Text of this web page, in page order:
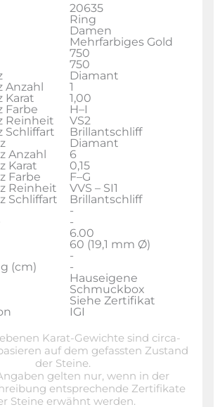
20635
Ring
Damen
Mehrfarbiges Gold
750
750
Diamant
Anzahl
1
Karat
1,00
Farbe
H–I
Reinheit
VS2
Schliffart
Brillantschliff
Diamant
Anzahl
6
Karat
0,15
Farbe
F–G
Reinheit
VVS – SI1
Schliffart
Brillantschliff
-
-
6.00
60 (19,1 mm Ø)
-
(cm)
-
Hauseigene
Schmuckbox
Siehe Zertifikat
IGI
Karat-Gewichte sind circa-
auf dem gefassten Zustand
der Steine.
gelten nur, wenn in der
entsprechende Zertifikate
Steine erwähnt werden.